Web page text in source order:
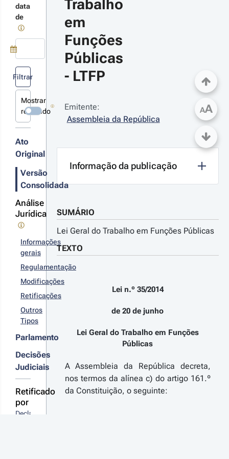
01-10
Lei
13/2024
Série
de
detalhes
Lei
53/2023 -
à
do
detalhes
12-
n.º 84-
- 1.ª
data
de
Use a tecla de seta para baixo para abrir o calendário; Use as
Filtrar
Mostrar
revogado
Ato
Original
Versão
Consolidada
Análise
Jurídica
Informações
gerais
Regulamentação
Modificações
Retificações
Outros
Tipos
Parlamento
Decisões
Judiciais
Retificado
por
Declaração
Trabalho
em
Funções
Públicas
- LTFP
Emitente:
Assembleia da República
Informação da publicação
SUMÁRIO
Lei Geral do Trabalho em Funções Públicas
TEXTO
Lei n.º 35/2014
de 20 de junho
Lei Geral do Trabalho em Funções
Públicas
A Assembleia da República decreta,
nos termos da alínea c) do artigo 161.º
da Constituição, o seguinte:
AA